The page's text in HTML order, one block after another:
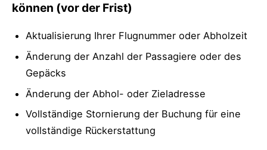
können (vor der Frist)
Aktualisierung Ihrer Flugnummer oder Abholzeit
Änderung der Anzahl der Passagiere oder des
Gepäcks
Änderung der Abhol- oder Zieladresse
Vollständige Stornierung der Buchung für eine
vollständige Rückerstattung